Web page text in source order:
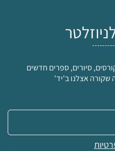
סיורים, ספרים חדשים
אצלנו ב'יד'